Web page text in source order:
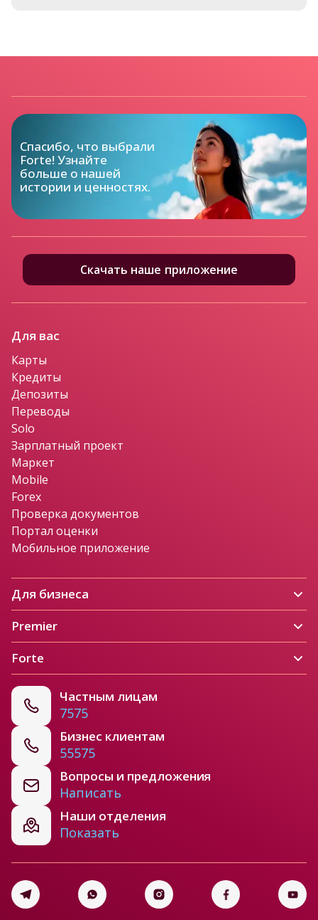
Спасибо, что выбрали
Forte! Узнайте
больше о нашей
истории и ценностях.
Скачать наше приложение
Частным лицам
7575
Бизнес клиентам
55575
Вопросы и предложения
Написать
Наши отделения
Показать
Для вас
Карты
Кредиты
Депозиты
Переводы
Solo
Зарплатный проект
Маркет
Mobile
Forex
Проверка документов
Портал оценки
Мобильное приложение
Для бизнеса
Premier
Forte